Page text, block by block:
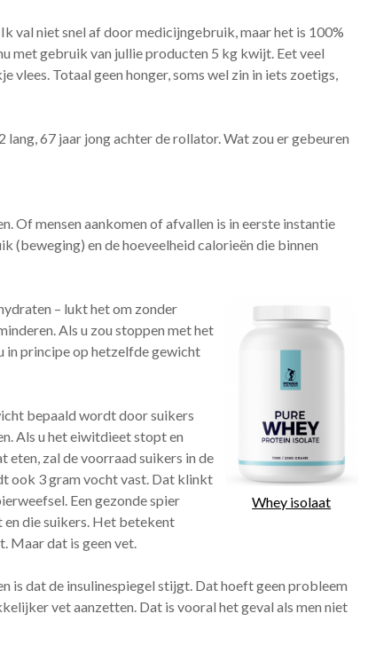
val niet snel af door medicijngebruik, maar het is 100%
met gebruik van jullie producten 5 kg kwijt. Eet veel
vlees. Totaal geen honger, soms wel zin in iets zoetigs,
lang, 67 jaar jong achter de rollator. Wat zou er gebeuren
Of mensen aankomen of afvallen is in eerste instantie
(beweging) en de hoeveelheid calorieën die binnen
Whey isolaat
– lukt het om zonder
Als u zou stoppen met het
in principe op hetzelfde gewicht
bepaald wordt door suikers
Als u het eiwitdieet stopt en
eten, zal de voorraad suikers in de
ook 3 gram vocht vast. Dat klinkt
Een gezonde spier
die suikers. Het betekent
Maar dat is geen vet.
is dat de insulinespiegel stijgt. Dat hoeft geen probleem
vet aanzetten. Dat is vooral het geval als men niet